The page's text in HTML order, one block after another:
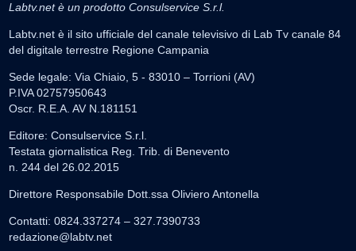
Labtv.net è un prodotto Consulservice S.r.l.
Labtv.net è il sito ufficiale del canale televisivo di Lab Tv canale 84
del digitale terrestre Regione Campania
Sede legale: Via Chiaio, 5 - 83010 – Torrioni (AV)
P.IVA 02757950643
Oscr. R.E.A. AV N.181151
Editore: Consulservice S.r.l.
Testata giornalistica Reg. Trib. di Benevento
n. 244 del 26.02.2015
Direttore Responsabile Dott.ssa Oliviero Antonella
Contatti: 0824.337274 – 327.7390733
redazione@labtv.net